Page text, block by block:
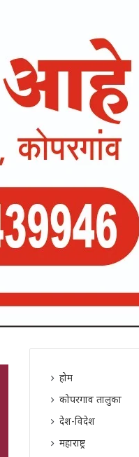
होम
कोपरगाव तालुका
देश-विदेश
महाराष्ट्र